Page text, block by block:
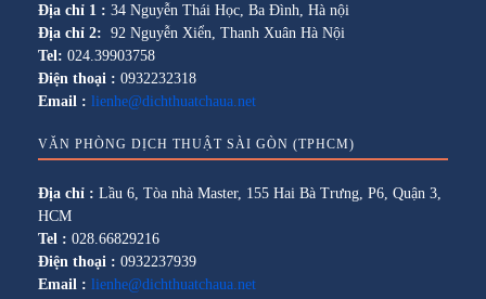
Địa chỉ 1 : 34 Nguyễn Thái Học, Ba Đình, Hà nội
Địa chỉ 2: 92 Nguyễn Xiển, Thanh Xuân Hà Nội
Tel: 024.39903758
Điện thoại : 0932232318
Email : lienhe@dichthuatchaua.net
VĂN PHÒNG DỊCH THUẬT SÀI GÒN (TPHCM)
Địa chỉ : Lầu 6, Tòa nhà Master, 155 Hai Bà Trưng, P6, Quận 3,
HCM
Tel : 028.66829216
Điện thoại : 0932237939
Email : lienhe@dichthuatchaua.net